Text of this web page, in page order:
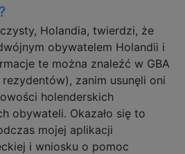
Holandia, twierdzi, że
obywatelem Holandii i
te można znaleźć w GBA
zanim usunęli oni
holenderskich
obywateli. Okazało się to
mojej aplikacji
i wniosku o pomoc